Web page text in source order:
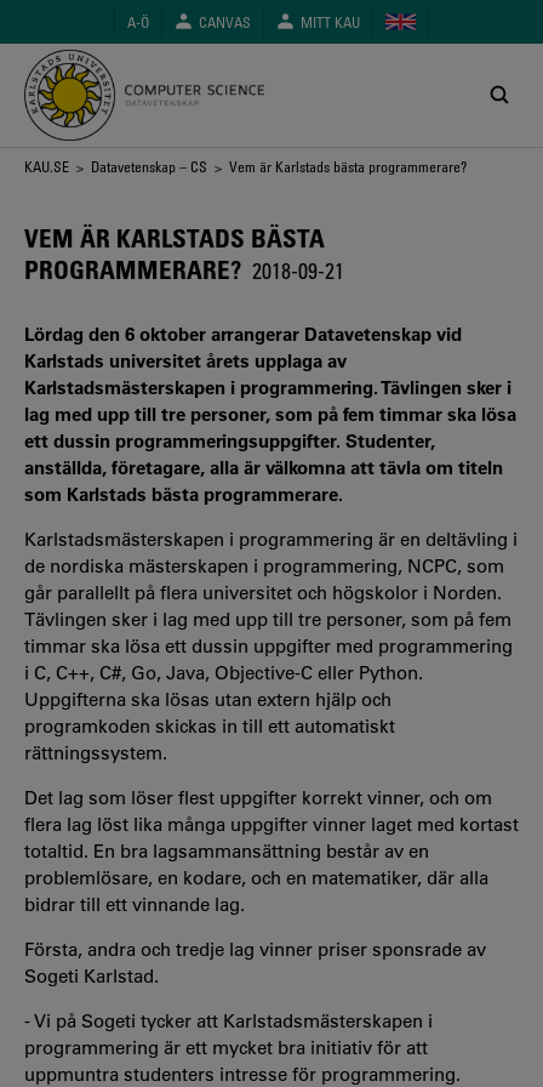
huvudinnehåll
A-Ö CANVAS MITT KAU
Länkstig
KAU.SE > Datavetenskap – CS > Vem är Karlstads bästa programmerare?
VEM ÄR KARLSTADS BÄSTA
PROGRAMMERARE? 2018-09-21
Lördag den 6 oktober arrangerar Datavetenskap vid
Karlstads universitet årets upplaga av
Karlstadsmästerskapen i programmering. Tävlingen sker i
lag med upp till tre personer, som på fem timmar ska lösa
ett dussin programmeringsuppgifter. Studenter,
anställda, företagare, alla är välkomna att tävla om titeln
som Karlstads bästa programmerare.
Karlstadsmästerskapen i programmering är en deltävling i
de nordiska mästerskapen i programmering, NCPC, som
går parallellt på flera universitet och högskolor i Norden.
Tävlingen sker i lag med upp till tre personer, som på fem
timmar ska lösa ett dussin uppgifter med programmering
i C, C++, C#, Go, Java, Objective-C eller Python.
Uppgifterna ska lösas utan extern hjälp och
programkoden skickas in till ett automatiskt
rättningssystem.
Det lag som löser flest uppgifter korrekt vinner, och om
flera lag löst lika många uppgifter vinner laget med kortast
totaltid. En bra lagsammansättning består av en
problemlösare, en kodare, och en matematiker, där alla
bidrar till ett vinnande lag.
Första, andra och tredje lag vinner priser sponsrade av
Sogeti Karlstad.
- Vi på Sogeti tycker att Karlstadsmästerskapen i
programmering är ett mycket bra initiativ för att
uppmuntra studenters intresse för programmering.